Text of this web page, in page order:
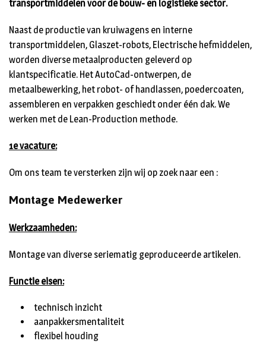
transportmiddelen voor de bouw- en logistieke sector.
Naast de productie van kruiwagens en interne
transportmiddelen, Glaszet-robots, Electrische hefmiddelen,
worden diverse metaalproducten geleverd op
klantspecificatie. Het AutoCad-ontwerpen, de
metaalbewerking, het robot- of handlassen, poedercoaten,
assembleren en verpakken geschiedt onder één dak. We
werken met de Lean-Production methode.
1e vacature:
Om ons team te versterken zijn wij op zoek naar een :
Montage Medewerker
Werkzaamheden:
Montage van diverse seriematig geproduceerde artikelen.
Functie eisen:
technisch inzicht
aanpakkersmentaliteit
flexibel houding